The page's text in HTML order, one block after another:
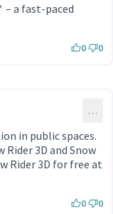
(Lien externe)
– a fast-paced
0 0
…
in public spaces.
3D and Snow
Rider 3D for free at
0 0